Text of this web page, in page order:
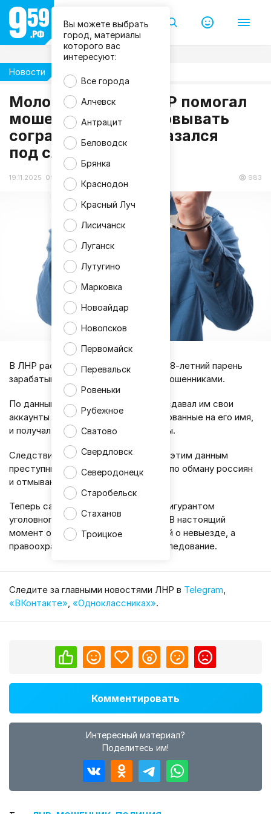
Вы можете выбрать
город, материалы
которого вас
интересуют:
Все города
Алчевск
Антрацит
Беловодск
Брянка
Краснодон
Красный Луч
Лисичанск
Луганск
Лутугино
Марковка
Новоайдар
Новопсков
Первомайск
Перевальск
Ровеньки
Рубежное
Сватово
Свердловск
Северодонецк
Старобельск
Стаханов
Троицкое
Новости
Молодой житель ЛНР помогал
мошенникам обворовывать
сограждан и сам оказался
под следствием
19.11.2025 09:53 983
f
r
e
e
p
k
В ЛНР раскрыли схему, по которой 18-летний парень
зарабатывал на сотрудничестве с мошенниками.
По данным МВД, молодой человек сдавал им свои
аккаунты и сим-карты, зарегистрированные на его имя,
и получал за это регулярные выплаты.
Следствие полагает, что благодаря этим данным
преступники организовывали схемы по обману россиян
и отмыванию денег.
Теперь сам «арендодатель» стал фигурантом
уголовного дела по ст. 274.5 УК РФ. В настоящий
момент он находится под подпиской о невыезде, а
правоохранители продолжают расследование.
Cледите за главными новостями ЛНР в Telegram,
«ВКонтакте», «Одноклассниках».
Комментировать
Интересный материал?
Поделитесь им!